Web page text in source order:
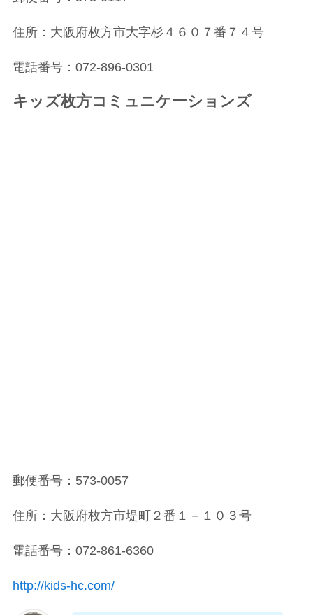
住所：大阪府枚方市大字杉４６０７番７４号
電話番号：072-896-0301
キッズ枚方コミュニケーションズ
郵便番号：573-0057
住所：大阪府枚方市堤町２番１－１０３号
電話番号：072-861-6360
http://kids-hc.com/